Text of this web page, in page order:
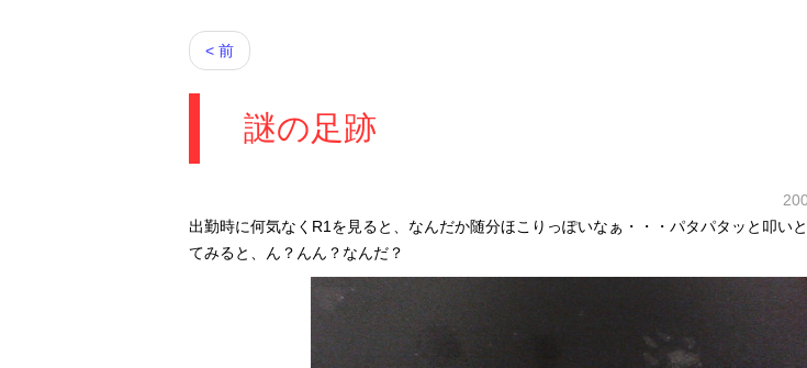
< 前
謎の足跡
出勤時に何気なくR1を見ると、なんだか随分ほこりっぽいなぁ・・・パタパタッと叩い
てみると、ん？んん？なんだ？